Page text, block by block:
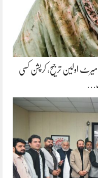
اولین ترجیح، کرپشن کسی